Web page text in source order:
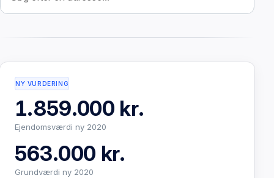
NY VURDERING
1.859.000 kr.
Ejendomsværdi ny 2020
563.000 kr.
Grundværdi ny 2020